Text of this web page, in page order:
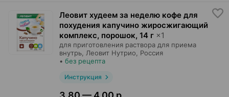
Леовит худеем за неделю кофе для
похудения капучино жиросжигающий
комплекс, порошок, 14 г ×1
для приготовления раствора для приема
внутрь, Леовит Нутрио , Россия
• без рецепта
Инструкция